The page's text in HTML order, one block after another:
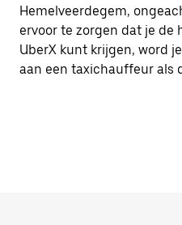
Hemelveerdegem,
ervoor te zorgen dat je de
UberX kunt krijgen, word
aan een taxichauffeur als